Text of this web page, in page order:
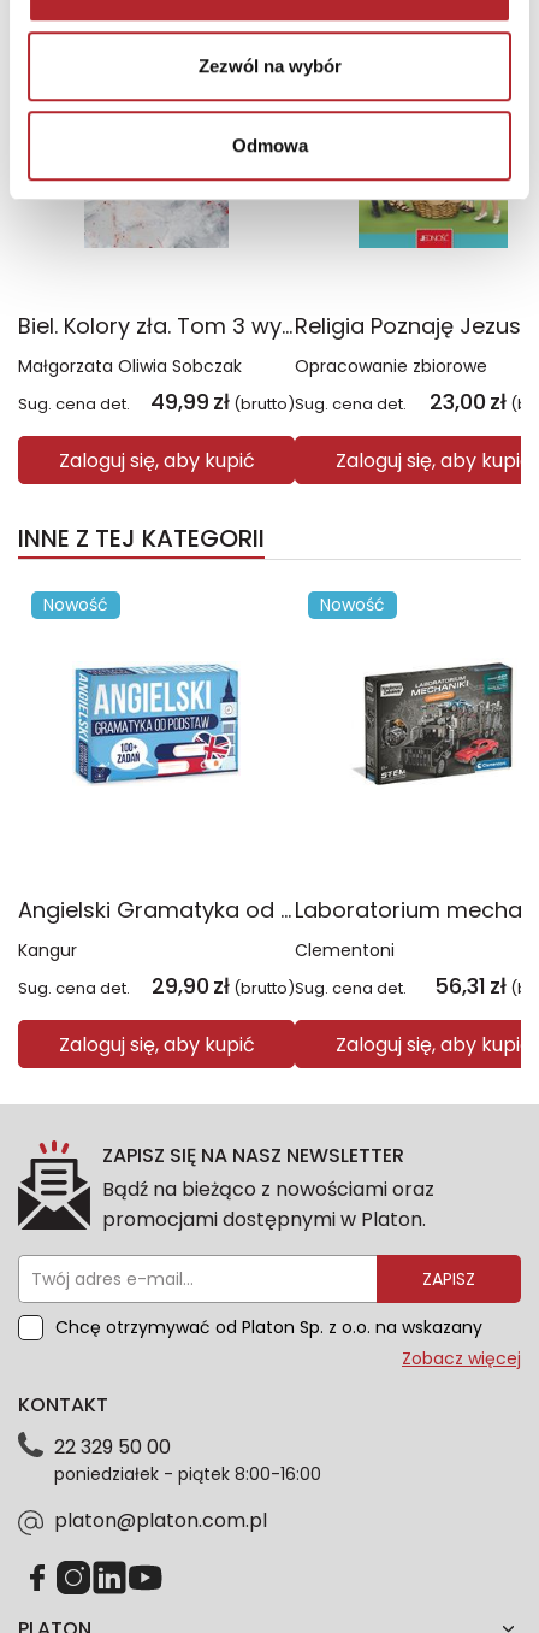
Zezwól na wybór
Odmowa
TOP 100
Biel. Kolory zła. Tom 3 wyd. 2025
Małgorzata Oliwia Sobczak
Sug. cena det. 49,99 zł (brutto)
Zaloguj się, aby kupić
TOP 100
Opracowanie zbiorowe
Sug. cena det. 23,00 zł
Zaloguj się, aby kupić
INNE Z TEJ KATEGORII
Nowość
Angielski Gramatyka od podstaw
Kangur
Sug. cena det. 29,90 zł (brutto)
Zaloguj się, aby kupić
Nowość
Clementoni
Sug. cena det. 56,31 zł
Zaloguj się, aby kupić
ZAPISZ SIĘ NA NASZ NEWSLETTER
Bądź na bieżąco z nowościami oraz
promocjami dostępnymi w Platon.
ZAPISZ
Chcę otrzymywać od Platon Sp. z o.o. na wskazany
przeze mnie adres e-mail informacje marketingowe
dotyczące danych osobowych znajdziesz w naszej
każdym czasie. Wycofanie zgody nie wpłynie na
zgodność z prawem przetwarzania dokonanego przed
Zobacz więcej
KONTAKT
22 329 50 00
poniedziałek - piątek 8:00-16:00
platon@platon.com.pl